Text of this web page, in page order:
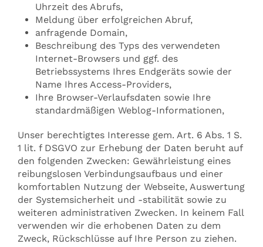
Uhrzeit des Abrufs,
Meldung über erfolgreichen Abruf,
anfragende Domain,
Beschreibung des Typs des verwendeten
Internet-Browsers und ggf. des
Betriebssystems Ihres Endgeräts sowie der
Name Ihres Access-Providers,
Ihre Browser-Verlaufsdaten sowie Ihre
standardmäßigen Weblog-Informationen,
Unser berechtigtes Interesse gem. Art. 6 Abs. 1 S.
1 lit. f DSGVO zur Erhebung der Daten beruht auf
den folgenden Zwecken: Gewährleistung eines
reibungslosen Verbindungsaufbaus und einer
komfortablen Nutzung der Webseite, Auswertung
der Systemsicherheit und -stabilität sowie zu
weiteren administrativen Zwecken. In keinem Fall
verwenden wir die erhobenen Daten zu dem
Zweck, Rückschlüsse auf Ihre Person zu ziehen.